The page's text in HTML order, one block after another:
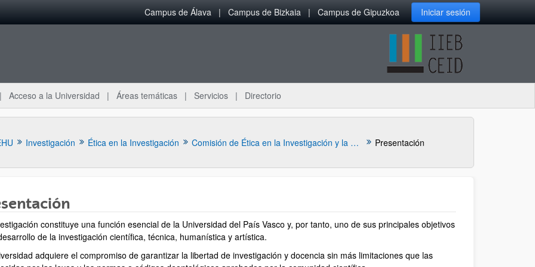
Campus de Álava Campus de Bizkaia Campus de Gipuzkoa Iniciar sesión
Acceso a la Universidad Áreas temáticas Servicios Directorio
Investigación Ética en la Investigación Comisión de Ética en la Investigación y la Docencia (CEID) Presentación
subpáginasconstituye una función esencial de la Universidad del País Vasco y, por tanto, uno de sus principales objetivos
de la investigación científica, técnica, humanística y artística.
adquiere el compromiso de garantizar la libertad de investigación y docencia sin más limitaciones que las